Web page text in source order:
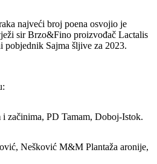
najveći broj poena osvojio je
sir Brzo&Fino proizvođač Lactalis
Sajma šljive za 2023.
začinima, PD Tamam, Doboj-Istok.
Nešković M&M Plantaža aronije,